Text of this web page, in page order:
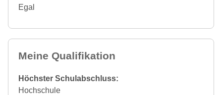
Egal
Meine Qualifikation
Höchster Schulabschluss:
Hochschule